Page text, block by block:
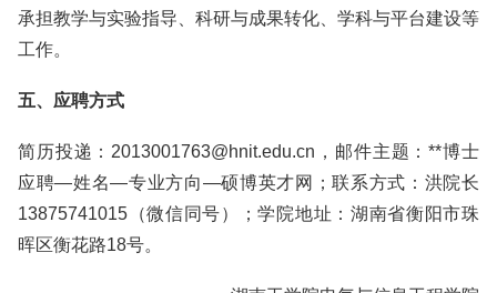
承担教学与实验指导、科研与成果转化、学科与平台建设等
工作。
五、应聘方式
简历投递：2013001763@hnit.edu.cn，邮件主题：**博士
应聘—姓名—专业方向—硕博英才网；联系方式：洪院长
13875741015（微信同号）；学院地址：湖南省衡阳市珠
晖区衡花路18号。